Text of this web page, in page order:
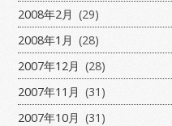
2008年2月 (29)
2008年1月 (28)
2007年12月 (28)
2007年11月 (31)
2007年10月 (31)